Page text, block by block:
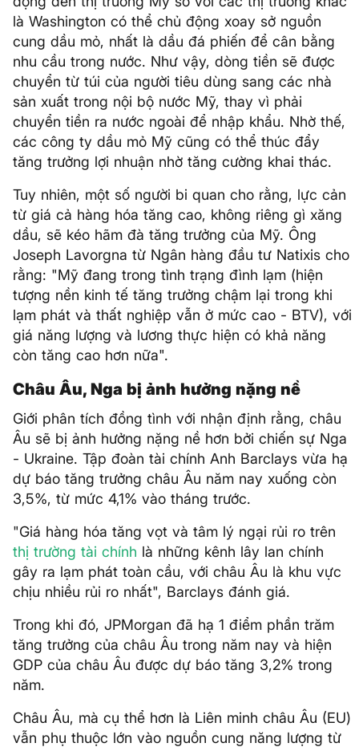
là Washington có thể chủ động xoay sở nguồn
cung dầu mỏ, nhất là dầu đá phiến để cân bằng
nhu cầu trong nước. Như vậy, dòng tiền sẽ được
chuyển từ túi của người tiêu dùng sang các nhà
sản xuất trong nội bộ nước Mỹ, thay vì phải
chuyển tiền ra nước ngoài để nhập khẩu. Nhờ thế,
các công ty dầu mỏ Mỹ cũng có thể thúc đẩy
tăng trưởng lợi nhuận nhờ tăng cường khai thác.
Tuy nhiên, một số người bi quan cho rằng, lực cản
từ giá cả hàng hóa tăng cao, không riêng gì xăng
dầu, sẽ kéo hãm đà tăng trưởng của Mỹ. Ông
Joseph Lavorgna từ Ngân hàng đầu tư Natixis cho
rằng: "Mỹ đang trong tình trạng đình lạm (hiện
tượng nền kinh tế tăng trưởng chậm lại trong khi
lạm phát và thất nghiệp vẫn ở mức cao - BTV), với
giá năng lượng và lương thực hiện có khả năng
còn tăng cao hơn nữa".
Châu Âu, Nga bị ảnh hưởng nặng nề
Giới phân tích đồng tình với nhận định rằng, châu
Âu sẽ bị ảnh hưởng nặng nề hơn bởi chiến sự Nga
- Ukraine. Tập đoàn tài chính Anh Barclays vừa hạ
dự báo tăng trưởng châu Âu năm nay xuống còn
3,5%, từ mức 4,1% vào tháng trước.
"Giá hàng hóa tăng vọt và tâm lý ngại rủi ro trên
thị trường tài chính là những kênh lây lan chính
gây ra lạm phát toàn cầu, với châu Âu là khu vực
chịu nhiều rủi ro nhất", Barclays đánh giá.
Trong khi đó, JPMorgan đã hạ 1 điểm phần trăm
tăng trưởng của châu Âu trong năm nay và hiện
GDP của châu Âu được dự báo tăng 3,2% trong
năm.
Châu Âu, mà cụ thể hơn là Liên minh châu Âu (EU)
vẫn phụ thuộc lớn vào nguồn cung năng lượng từ